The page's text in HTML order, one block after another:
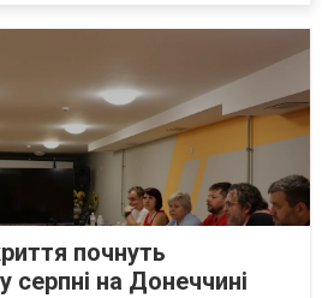
почнуть
серпні на Донеччині